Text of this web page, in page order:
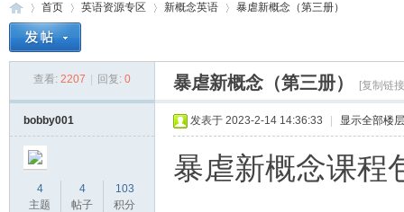
首页
›
英语资源专区 新概念英语
›
暴虐新概念（第三册）
查看: 2207 回复: 0 暴虐新概念（第三册） [复制链
bobby001
4
主题
4
帖子
103
积分
发表于 2023-2-14 14:36:33 显示全部楼层
暴虐新概念课